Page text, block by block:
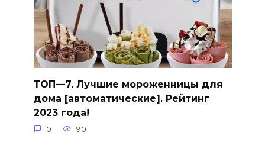
ТОП—7. Лучшие мороженницы для
дома [автоматические]. Рейтинг
2023 года!
0 90